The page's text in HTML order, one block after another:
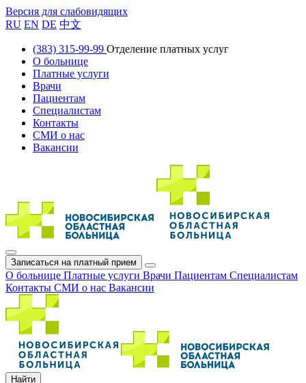
Версия для слабовидящих
RU EN DE 中文
(383) 315-99-99 Отделение платных услуг
О больнице
Платные услуги
Врачи
Пациентам
Специалистам
Контакты
СМИ о нас
Вакансии
Записаться на платный прием
О больнице Платные услуги Врачи Пациентам Специалистам
Контакты СМИ о нас Вакансии